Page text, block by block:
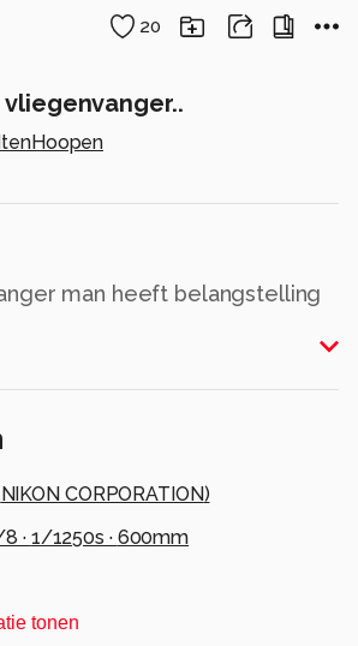
20
vliegenvanger..
man heeft belangstelling
NIKON CORPORATION)
· 1/1250s · 600mm
tonen